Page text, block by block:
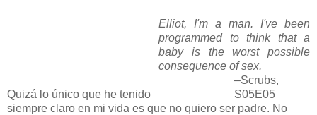
Elliot, I'm a man. I've been
programmed to think that a
baby is the worst possible
consequence of sex.
–Scrubs,
S05E05
Quizá lo único que he tenido
siempre claro en mi vida es que no quiero ser padre. No